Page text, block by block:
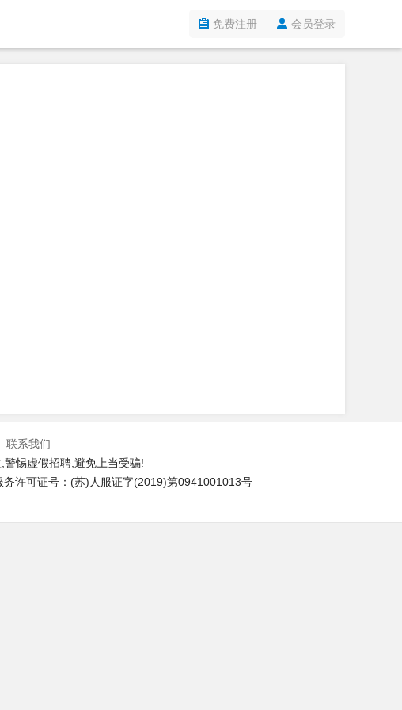
免费注册 会员登录
联系我们
惕虚假招聘,避免上当受骗!
许可证号：(苏)人服证字(2019)第0941001013号